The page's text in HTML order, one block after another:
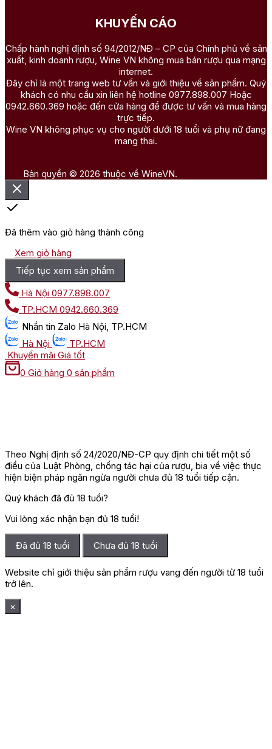
KHUYẾN CÁO
Chấp hành nghị định số 94/2012/NĐ – CP của Chính phủ về sản
xuất, kinh doanh rượu, Wine VN không mua bán rượu qua mạng
internet.
Đây chỉ là một trang web tư vấn và giới thiệu về sản phẩm. Quý
khách có nhu cầu xin liên hệ hotline 0977.898.007 Hoặc
0942.660.369 hoặc đến cửa hàng để được tư vấn và mua hàng
trực tiếp.
Wine VN không phục vụ cho người dưới 18 tuổi và phụ nữ đang
mang thai.
Bản quyền © 2026 thuộc về WineVN.
Đã thêm vào giỏ hàng thành công
Xem giỏ hàng
Tiếp tục xem sản phẩm
Hà Nội 0977.898.007
TP.HCM 0942.660.369
Nhắn tin Zalo Hà Nội, TP.HCM
Hà Nội
TP.HCM
Khuyến mãi Giá tốt
0 Giỏ hàng 0 sản phẩm
Theo Nghị định số 24/2020/NĐ-CP quy định chi tiết một số
điều của Luật Phòng, chống tác hại của rượu, bia về việc thực
hiện biện pháp ngăn ngừa người chưa đủ 18 tuổi tiếp cận.
Quý khách đã đủ 18 tuổi?
Vui lòng xác nhận bạn đủ 18 tuổi!
Đã đủ 18 tuổi Chưa đủ 18 tuổi
Website chỉ giới thiệu sản phẩm rượu vang đến người từ 18 tuổi
trở lên.
×